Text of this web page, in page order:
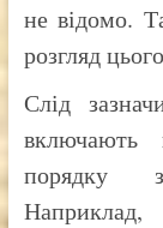
не відомо.
розгляд
Слід
включають
порядку